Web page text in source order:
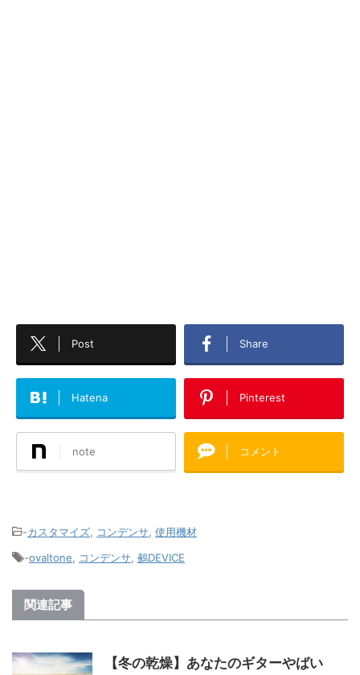
Post Share
Hatena Pinterest
note コメント
-カスタマイズ コンデンサ 使用機材
-ovaltone コンデンサ 鵺DEVICE
関連記事
【冬の乾燥】あなたのギターやばい